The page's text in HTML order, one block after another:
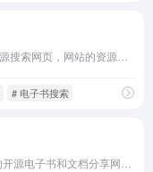
# 电子书搜索